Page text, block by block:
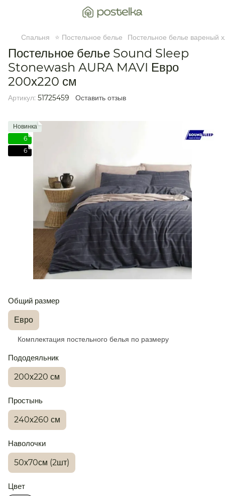
Спальня ⭐ Постельное белье Постельное белье вареный
Постельное белье Sound Sleep
Stonewash AURA MAVI Евро
200х220 см
Артикул: 51725459 Оставить отзыв
Новинка
6
6
Общий размер
Евро
Комплектация постельного белья по размеру
Пододеяльник
200х220 см
Простынь
240х260 см
Наволочки
50х70см (2шт)
Цвет